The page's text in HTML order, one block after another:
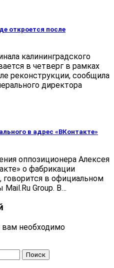
откроется после
калининградского
в четверг в рамках
реконструкции, сообщила
директора
в адрес «ВКонтакте»
оппозиционера Алексея
о фабрикации
в официальном
Group. В…
необходимо